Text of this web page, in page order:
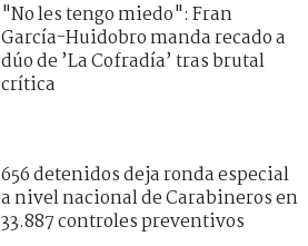
"No les tengo miedo": Fran
García-Huidobro manda recado a
dúo de ’La Cofradía’ tras brutal
crítica
656 detenidos deja ronda especial
a nivel nacional de Carabineros en
33.887 controles preventivos